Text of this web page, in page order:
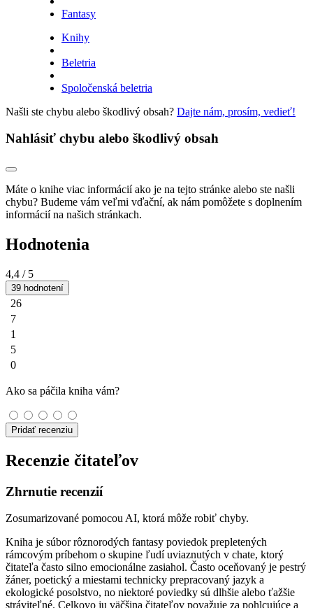
Fantasy
Knihy
Beletria
Spoločenská beletria
Našli ste chybu alebo škodlivý obsah? Dajte nám, prosím, vedieť!
Nahlásiť chybu alebo škodlivý obsah
Máte o knihe viac informácií ako je na tejto stránke alebo ste našli
chybu? Budeme vám veľmi vďační, ak nám pomôžete s doplnením
informácií na našich stránkach.
Hodnotenia
4,4 / 5
39 hodnotení
26
7
1
5
0
Ako sa páčila kniha vám?
Pridať recenziu
Recenzie čitateľov
Zhrnutie recenzií
Zosumarizované pomocou AI, ktorá môže robiť chyby.
Kniha je súbor rôznorodých fantasy poviedok prepletených
rámcovým príbehom o skupine ľudí uviaznutých v chate, ktorý
čitateľa často silno emocionálne zasiahol. Často oceňovaný je pestrý
žáner, poetický a miestami technicky prepracovaný jazyk a
ekologické posolstvo, no niektoré poviedky sú dlhšie alebo ťažšie
stráviteľné. Celkovo ju väčšina čitateľov považuje za pohlcujúce a